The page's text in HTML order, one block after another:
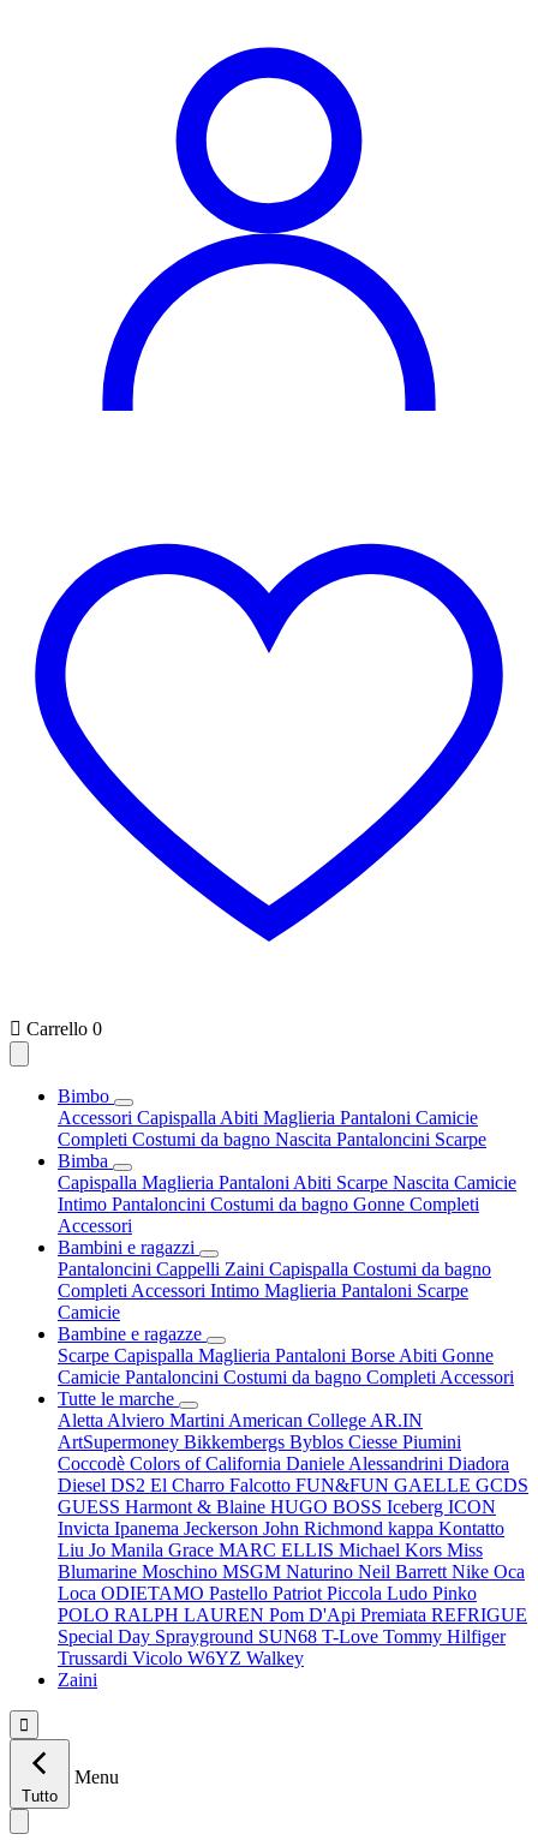
 Carrello 0
Bimbo
Accessori Capispalla Abiti Maglieria Pantaloni Camicie
Completi Costumi da bagno Nascita Pantaloncini Scarpe
Bimba
Capispalla Maglieria Pantaloni Abiti Scarpe Nascita Camicie
Intimo Pantaloncini Costumi da bagno Gonne Completi
Accessori
Bambini e ragazzi
Pantaloncini Cappelli Zaini Capispalla Costumi da bagno
Completi Accessori Intimo Maglieria Pantaloni Scarpe
Camicie
Bambine e ragazze
Scarpe Capispalla Maglieria Pantaloni Borse Abiti Gonne
Camicie Pantaloncini Costumi da bagno Completi Accessori
Tutte le marche
Aletta Alviero Martini American College AR.IN
ArtSupermoney Bikkembergs Byblos Ciesse Piumini
Coccodè Colors of California Daniele Alessandrini Diadora
Diesel DS2 El Charro Falcotto FUN&FUN GAELLE GCDS
GUESS Harmont & Blaine HUGO BOSS Iceberg ICON
Invicta Ipanema Jeckerson John Richmond kappa Kontatto
Liu Jo Manila Grace MARC ELLIS Michael Kors Miss
Blumarine Moschino MSGM Naturino Neil Barrett Nike Oca
Loca ODIETAMO Pastello Patriot Piccola Ludo Pinko
POLO RALPH LAUREN Pom D'Api Premiata REFRIGUE
Special Day Sprayground SUN68 T-Love Tommy Hilfiger
Trussardi Vicolo W6YZ Walkey
Zaini

Tutto
Menu